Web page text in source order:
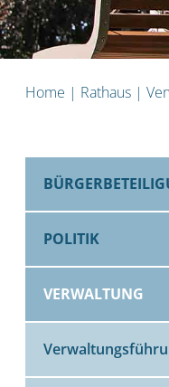
Home | Rathaus |
POLITIK
VERWALTUNG